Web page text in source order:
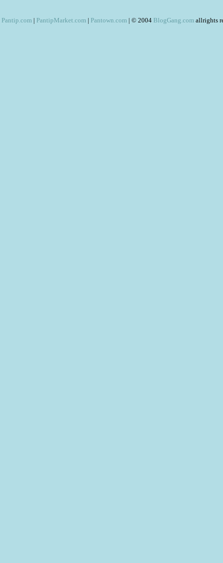
Pantip.com | PantipMarket.com | Pantown.com | © 2004 BlogGang.com allrights